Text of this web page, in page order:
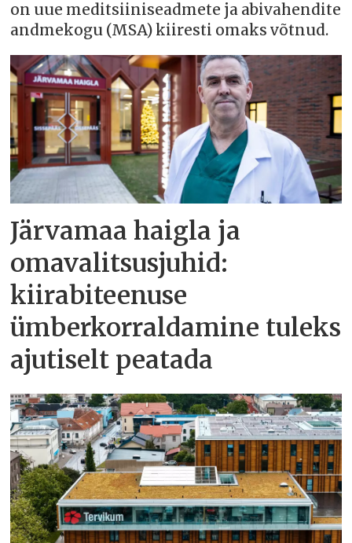
on uue meditsiiniseadmete ja abivahendite
andmekogu (MSA) kiiresti omaks võtnud.
Järvamaa haigla ja
omavalitsusjuhid:
kiirabiteenuse
ümberkorraldamine tuleks
ajutiselt peatada